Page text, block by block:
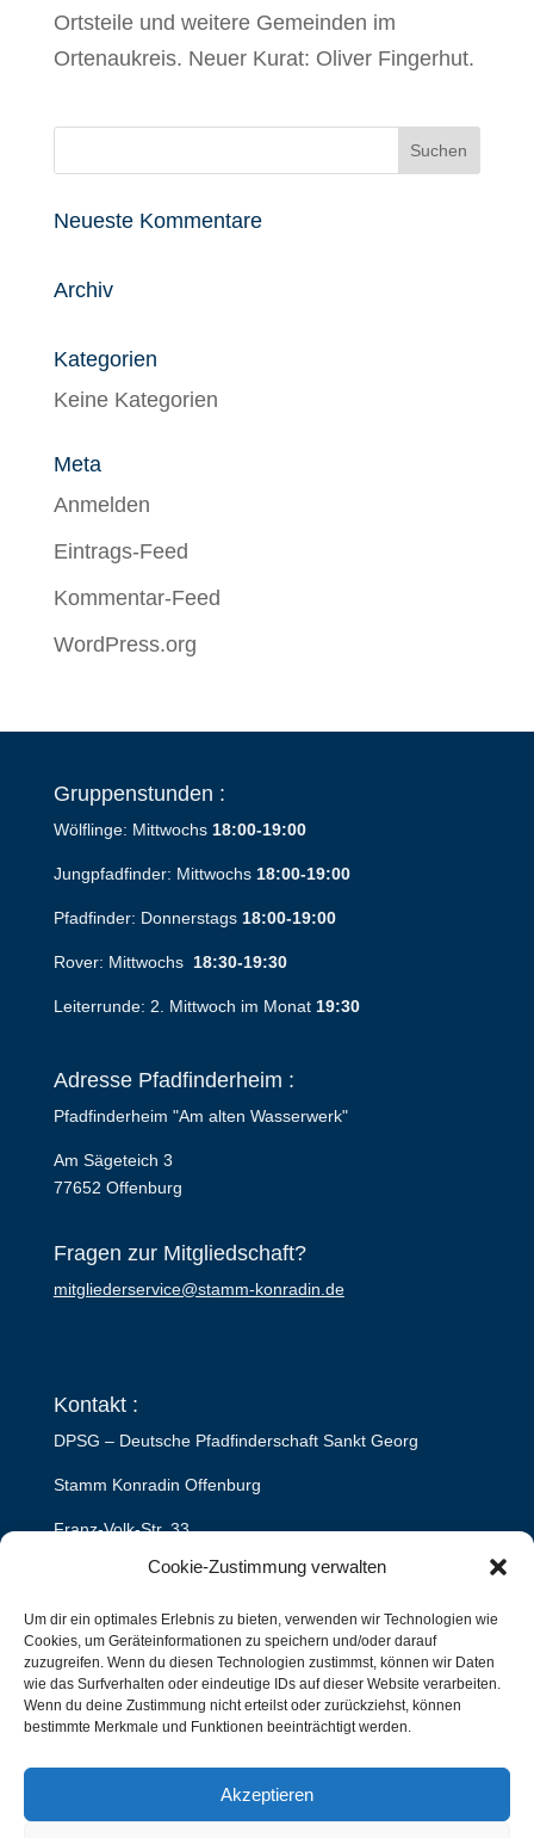
Cookie-Zustimmung verwalten
Um dir ein optimales Erlebnis zu bieten, verwenden wir Technologien wie
Cookies, um Geräteinformationen zu speichern und/oder darauf
zuzugreifen. Wenn du diesen Technologien zustimmst, können wir Daten
wie das Surfverhalten oder eindeutige IDs auf dieser Website verarbeiten.
Wenn du deine Zustimmung nicht erteilst oder zurückziehst, können
bestimmte Merkmale und Funktionen beeinträchtigt werden.
Akzeptieren
Ortsteile und weitere Gemeinden im
Ortenaukreis. Neuer Kurat: Oliver Fingerhut.
Neueste Kommentare
Archiv
Kategorien
Keine Kategorien
Meta
Anmelden
Eintrags-Feed
Kommentar-Feed
WordPress.org
Gruppenstunden :
Wölflinge: Mittwochs 18:00-19:00
Jungpfadfinder: Mittwochs 18:00-19:00
Pfadfinder: Donnerstags 18:00-19:00
Rover: Mittwochs 18:30-19:30
Leiterrunde: 2. Mittwoch im Monat 19:30
Adresse Pfadfinderheim :
Pfadfinderheim "Am alten Wasserwerk"
Am Sägeteich 3
77652 Offenburg
Fragen zur Mitgliedschaft?
mitgliederservice@stamm-konradin.de
Kontakt :
DPSG – Deutsche Pfadfinderschaft Sankt Georg
Stamm Konradin Offenburg
Franz-Volk-Str. 33
77652 Offenburg
leiterrunde@stamm-konradin.de
Rechtliches :
Impressum| Datenschutz|Cookie-Richtlinie